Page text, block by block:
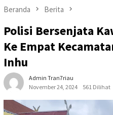
Beranda Berita
Polisi Bersenjata
Ke Empat
Inhu
Admin Tran7riau
November 24, 2024
561 Dilihat